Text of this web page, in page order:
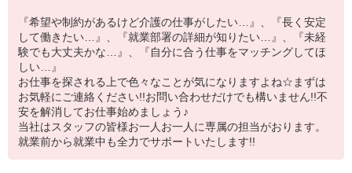
『希望や制約があるけど介護の仕事がしたい…』、『長く安定
して働きたい…』、『就業部署の詳細が知りたい…』、『未経
験でも大丈夫かな…』、『自分に合う仕事をマッチングしてほ
しい…』
お仕事を探される上で色々なことが気になりますよね☆まずは
お気軽にご連絡ください!!お問い合わせだけでも構いません!!不
安を解消してお仕事始めましょう♪
当社はスタッフの皆様お一人お一人に専属の担当がおります。
就業前から就業中も全力でサポートいたします!!